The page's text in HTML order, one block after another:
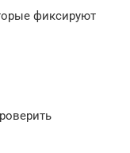
фиксируют